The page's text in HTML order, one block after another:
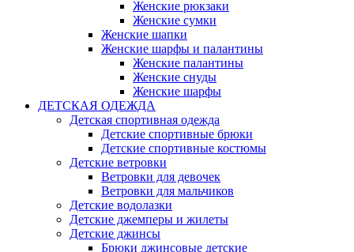
Женские рюкзаки
Женские сумки
Женские шапки
Женские шарфы и палантины
Женские палантины
Женские снуды
Женские шарфы
ДЕТСКАЯ ОДЕЖДА
Детская спортивная одежда
Детские спортивные брюки
Детские спортивные костюмы
Детские ветровки
Ветровки для девочек
Ветровки для мальчиков
Детские водолазки
Детские джемперы и жилеты
Детские джинсы
Брюки джинсовые детские